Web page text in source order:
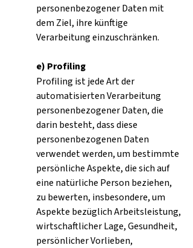
personenbezogener Daten mit
dem Ziel, ihre künftige
Verarbeitung einzuschränken.
e) Profiling
Profiling ist jede Art der
automatisierten Verarbeitung
personenbezogener Daten, die
darin besteht, dass diese
personenbezogenen Daten
verwendet werden, um bestimmte
persönliche Aspekte, die sich auf
eine natürliche Person beziehen,
zu bewerten, insbesondere, um
Aspekte bezüglich Arbeitsleistung,
wirtschaftlicher Lage, Gesundheit,
persönlicher Vorlieben,